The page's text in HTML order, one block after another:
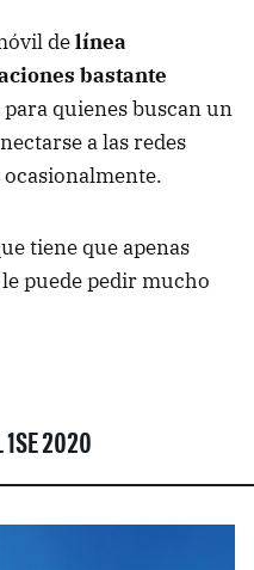
delínea
bastante
quienes buscan un
a las redes
tiene que apenas
puede pedir mucho
1SE 2020